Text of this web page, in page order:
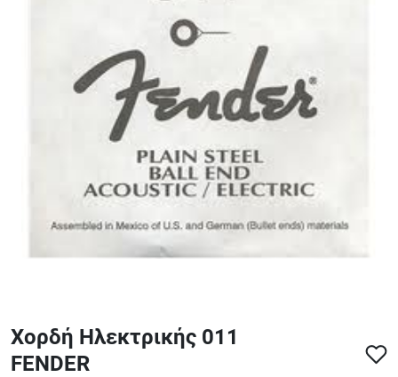
Χορδή Ηλεκτρικής 011
FENDER
ΑΞΕΣΟΥΑΡ - ΑΝΤΑΛΛΑΚΤΙΚΑ ΚΙΘΑΡΑΣ ΜΠΑΣΟΥ
ΤΕΤΡΑΔΙΑ-DVD-CD